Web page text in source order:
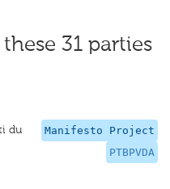
31 parties
Manifesto Project
PTBPVDA
du